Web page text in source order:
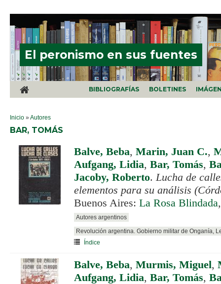
El peronismo en sus fuentes
BIBLIOGRAFÍAS BOLETINES
SE ENCUENTRA USTED AQUÍ
Inicio »Autores
BAR, TOMÁS
Balve, Beba, Marin, Juan C.,
Aufgang, Lidia, Bar, Tomás,
Jacoby, Roberto.Lucha de
elementos para su análisis
Buenos Aires: La Rosa Blindada
Autores argentinos
Revolución argentina. Gobierno militar de Onganía,
Índice
Balve, Beba, Murmis, Miguel,
Aufgang, Lidia, Bar, Tomás,